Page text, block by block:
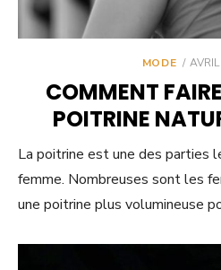
MODE
COMMENT
POITRINE
La poitrine est une des parties
femme. Nombreuses sont les
une poitrine plus volumineuse